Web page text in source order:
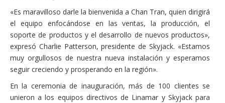
«Es maravilloso darle la bienvenida a Chan Tran, quien dirigirá
el equipo enfocándose en las ventas, la producción, el
soporte de productos y el desarrollo de nuevos productos»,
expresó Charlie Patterson, presidente de Skyjack. «Estamos
muy orgullosos de nuestra nueva instalación y esperamos
seguir creciendo y prosperando en la región».
En la ceremonia de inauguración, más de 100 clientes se
unieron a los equipos directivos de Linamar y Skyjack para